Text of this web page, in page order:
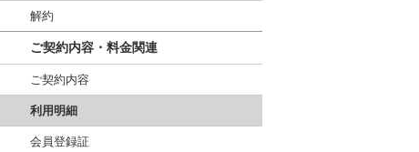
解約
ご契約内容・料金関連
ご契約内容
利用明細
会員登録証